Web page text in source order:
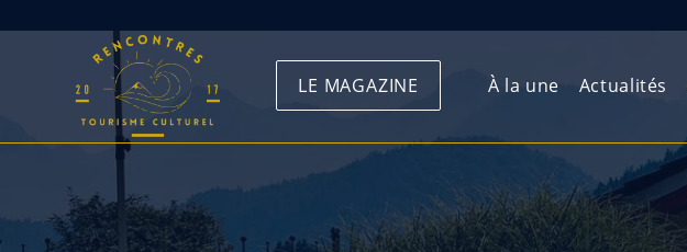
LE MAGAZINE À la une Actualités
Europe de l’Ouest